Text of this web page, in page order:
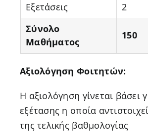
Εξετάσεις
2
Σύνολο
Μαθήματος
150
Αξιολόγηση Φοιτητών:
Η αξιολόγηση γίνεται βάσει
εξέτασης η οποία
της τελικής βαθμολογίας